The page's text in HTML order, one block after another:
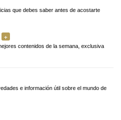
que debes saber antes de acostarte
contenidos de la semana, exclusiva
e información útil sobre el mundo de